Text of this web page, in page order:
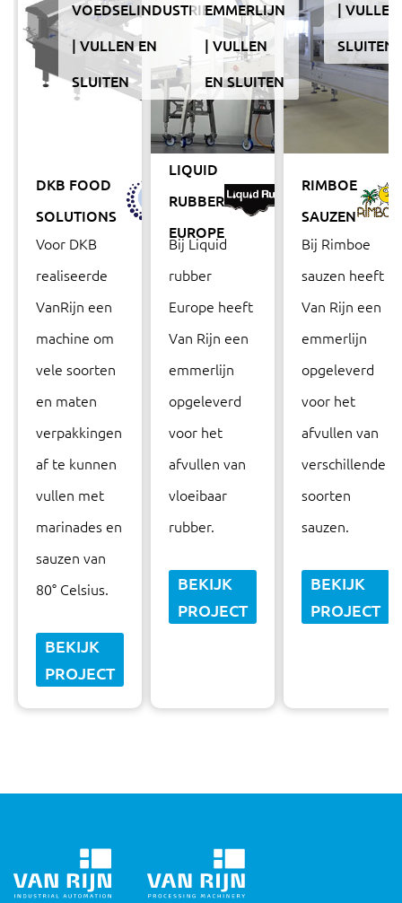
VOEDSELINDUSTRIE
VULLEN EN
SLUITEN
DKB FOOD
SOLUTIONS
Voor DKB
realiseerde
VanRijn een
machine om
vele soorten
en maten
verpakkingen
af te kunnen
vullen met
marinades en
sauzen van
80° Celsius.
BEKIJK
PROJECT
EMMERLIJN
VULLEN
EN SLUITEN
LIQUID
RUBBER
EUROPE
Bij Liquid
rubber
Europe heeft
Van Rijn een
emmerlijn
opgeleverd
voor het
afvullen van
vloeibaar
rubber.
BEKIJK
PROJECT
SLUITEN
RIMBOE
SAUZEN
Bij Rimboe
sauzen heeft
Van Rijn een
emmerlijn
opgeleverd
voor het
afvullen van
verschillende
soorten
sauzen.
BEKIJK
PROJECT